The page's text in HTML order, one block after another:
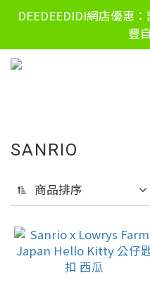
DEEDEEDIDI網店優惠
豐
SANRIO
商品排序